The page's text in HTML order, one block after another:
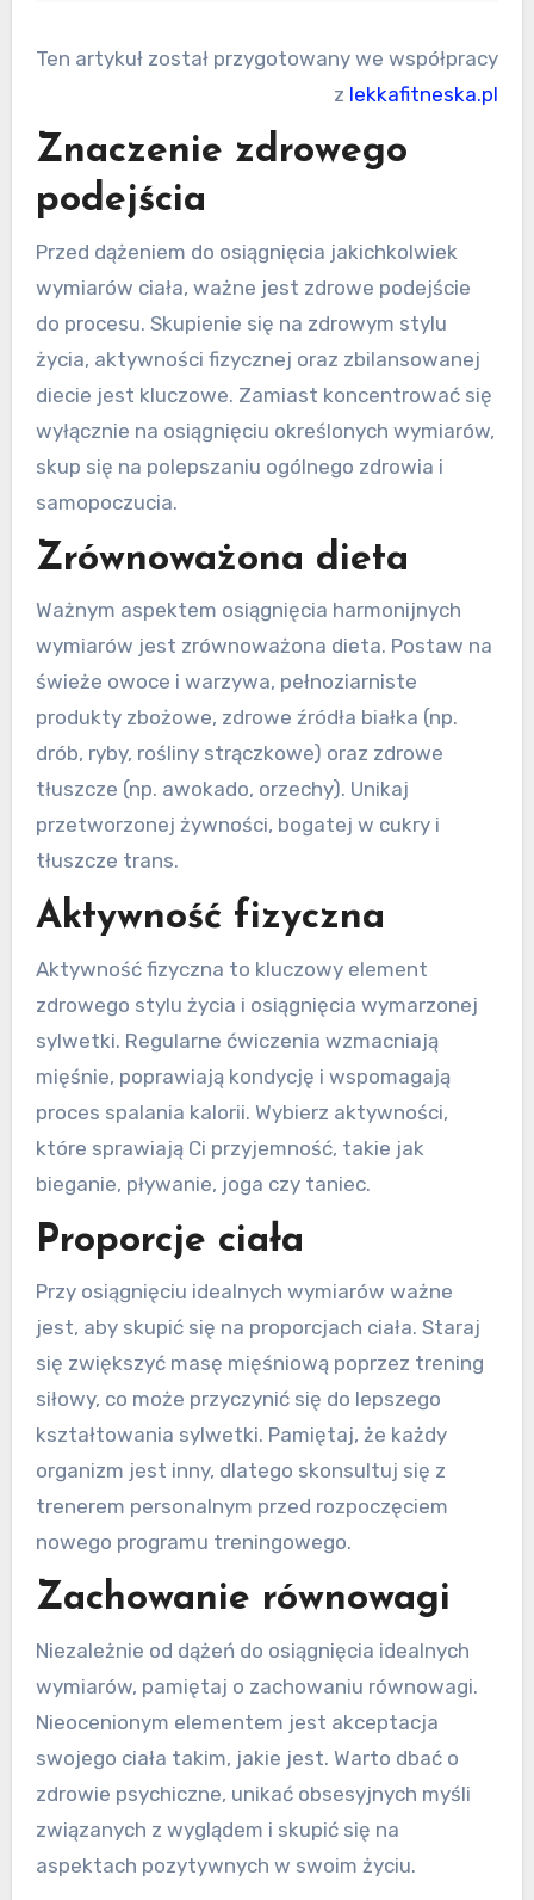
Ten artykuł został przygotowany we współpracy
z lekkafitneska.pl
Znaczenie zdrowego
podejścia
Przed dążeniem do osiągnięcia jakichkolwiek
wymiarów ciała, ważne jest zdrowe podejście
do procesu. Skupienie się na zdrowym stylu
życia, aktywności fizycznej oraz zbilansowanej
diecie jest kluczowe. Zamiast koncentrować się
wyłącznie na osiągnięciu określonych wymiarów,
skup się na polepszaniu ogólnego zdrowia i
samopoczucia.
Zrównoważona dieta
Ważnym aspektem osiągnięcia harmonijnych
wymiarów jest zrównoważona dieta. Postaw na
świeże owoce i warzywa, pełnoziarniste
produkty zbożowe, zdrowe źródła białka (np.
drób, ryby, rośliny strączkowe) oraz zdrowe
tłuszcze (np. awokado, orzechy). Unikaj
przetworzonej żywności, bogatej w cukry i
tłuszcze trans.
Aktywność fizyczna
Aktywność fizyczna to kluczowy element
zdrowego stylu życia i osiągnięcia wymarzonej
sylwetki. Regularne ćwiczenia wzmacniają
mięśnie, poprawiają kondycję i wspomagają
proces spalania kalorii. Wybierz aktywności,
które sprawiają Ci przyjemność, takie jak
bieganie, pływanie, joga czy taniec.
Proporcje ciała
Przy osiągnięciu idealnych wymiarów ważne
jest, aby skupić się na proporcjach ciała. Staraj
się zwiększyć masę mięśniową poprzez trening
siłowy, co może przyczynić się do lepszego
kształtowania sylwetki. Pamiętaj, że każdy
organizm jest inny, dlatego skonsultuj się z
trenerem personalnym przed rozpoczęciem
nowego programu treningowego.
Zachowanie równowagi
Niezależnie od dążeń do osiągnięcia idealnych
wymiarów, pamiętaj o zachowaniu równowagi.
Nieocenionym elementem jest akceptacja
swojego ciała takim, jakie jest. Warto dbać o
zdrowie psychiczne, unikać obsesyjnych myśli
związanych z wyglądem i skupić się na
aspektach pozytywnych w swoim życiu.